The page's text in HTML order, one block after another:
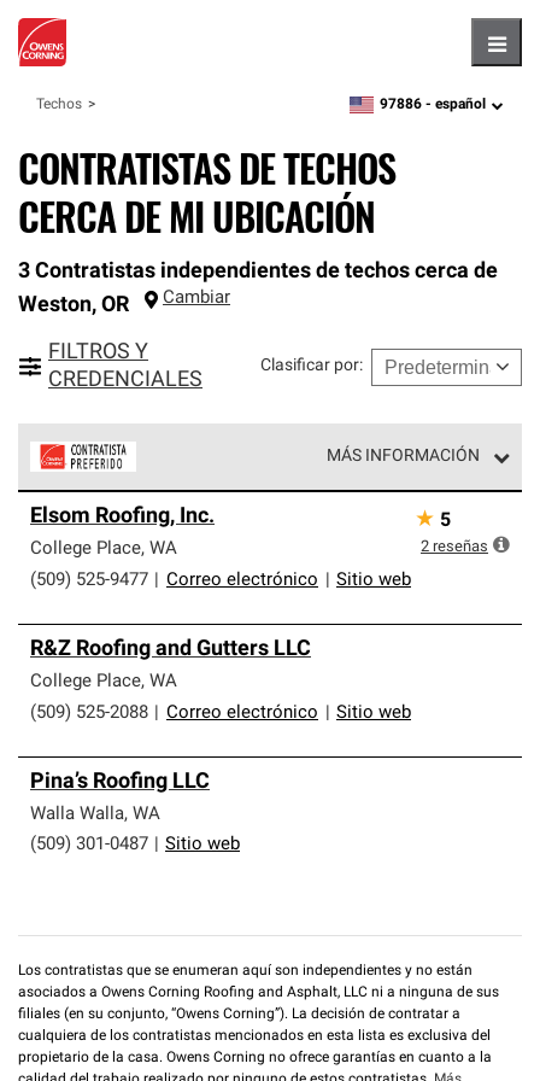
Techos zipcode,language
97886 - español
CONTRATISTAS DE TECHOS
CERCA DE MI UBICACIÓN
3 Contratistas independientes de techos cerca de
Weston, OR Cambiar
FILTROS Y
CREDENCIALES
Clasificar por:
MÁS INFORMACIÓN
parte de una red exclusiva de profesionales de techos
que cumplen con altos estándares y requisitos estrictos
de profesionalismo y confiabilidad.
Elsom Roofing, Inc.
College Place, WA
(509) 525-9477
Correo electrónico Sitio web
★ 5
2 reseñas
R&Z Roofing and Gutters LLC
College Place, WA
(509) 525-2088
Correo electrónico Sitio web
Pina’s Roofing LLC
Walla Walla, WA
(509) 301-0487
Sitio web
Los contratistas que se enumeran aquí son independientes y no están
asociados a Owens Corning Roofing and Asphalt, LLC ni a ninguna de sus
filiales (en su conjunto, “Owens Corning”). La decisión de contratar a
cualquiera de los contratistas mencionados en esta lista es exclusiva del
propietario de la casa. Owens Corning no ofrece garantías en cuanto a la